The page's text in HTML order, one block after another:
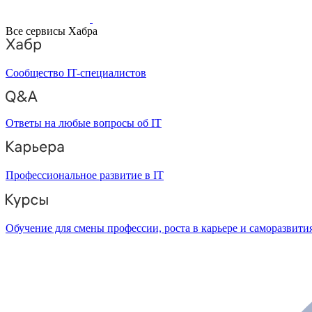
Все сервисы Хабра
Сообщество IT-специалистов
Ответы на любые вопросы об IT
Профессиональное развитие в IT
Обучение для смены профессии, роста в карьере и